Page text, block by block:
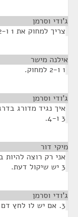
ג'ודי וסרמן
צריך למחוק את 1 ו-2.
אילנה מישר
1 ו-2 למחוק.
ג'ודי וסרמן
3 ו-4.
מיקי דור
3 יש שיקול דעת.
ג'ודי וסרמן
3. אם יש לו לחץ דם גבוה או סוכרת. 3 נכלל.